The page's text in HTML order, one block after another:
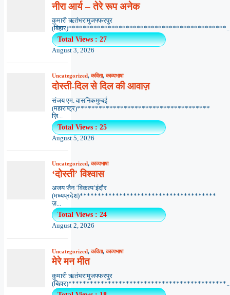
नीरा आर्य – तेरे रूप अनेक
कुमारी ऋतंभरामुजफ्फरपुर
Total Views : 27
August 3, 2026
Uncategorized,कविता,काव्यभाषा
दोस्ती-दिल से दिल की आवाज़
संजय एम. वासनिकमुम्बई
(महाराष्ट्र)*************************************
ज़ि...
Total Views : 25
August 5, 2026
Uncategorized,काव्यभाषा
‘दोस्ती’ विश्वास
अजय जैन ‘विकल्प’इंदौर
(मध्यप्रदेश)**************************************
ज़...
Total Views : 24
August 2, 2026
Uncategorized,कविता,काव्यभाषा
मेरे मन मीत
कुमारी ऋतंभरामुजफ्फरपुर